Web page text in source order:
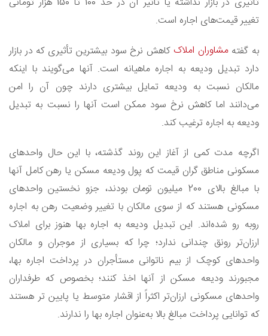
تغییر قیمت‌های اجاره است.
به گفتهمشاوران املاک کاهش نرخ سود بیشترین تأثیری که در بازار
دارد تبدیل ودیعه به اجاره ماهیانه است. آنها می‌گویند با اینکه
مالکان نسبت به ودیعه تمایل بیشتری دارند چون آن را امن
می‌دانند اما کاهش نرخ سود ممکن است آنها را نسبت به تبدیل
ودیعه به اجاره ترغیب کند.
اگرچه مدت کمی از آغاز این روند گذشته، با این حال واحدهای
مسکونی مناطق گران قیمت که پول ودیعه مسکن یا رهن کامل آنها
با مبالغ بالای 200 میلیون تومان بودند، جزو نخستین واحدهای
مسکونی هستند که از سوی مالکان با تغییر وضعیت رهن به اجاره
روبه رو شده‌اند. این تبدیل ودیعه به اجاره بها هنوز برای املاک
ارزان‌تر رونق چندانی ندارد؛ چرا که بسیاری از موجران و مالکان
واحدهای کوچک از بیم ناتوانی مستأجران در پرداخت اجاره بها،
مجبورند ودیعه مسکن از آنها اخذ کنند؛ بخصوص که طرفداران
واحدهای مسکونی ارزان‌تر اکثراً از اقشار متوسط یا پایین تر هستند
که توانایی پرداخت مبالغ بالا به‌عنوان اجاره بها را ندارند.